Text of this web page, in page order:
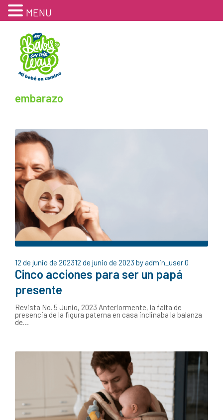
embarazo
12 de junio de 202312 de junio de 2023 by admin_user0
Cinco acciones para ser un papá
presente
Revista No. 5 Junio, 2023 Anteriormente, la falta de
presencia de la figura paterna en casa inclinaba la balanza
de…
MENU